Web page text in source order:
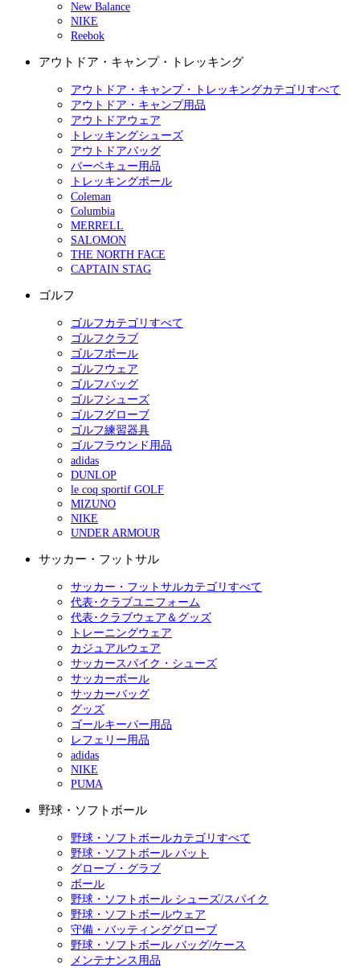
New Balance
NIKE
Reebok
アウトドア・キャンプ・トレッキング
アウトドア・キャンプ・トレッキングカテゴリすべて
アウトドア・キャンプ用品
アウトドアウェア
トレッキングシューズ
アウトドアバッグ
バーベキュー用品
トレッキングポール
Coleman
Columbia
MERRELL
SALOMON
THE NORTH FACE
CAPTAIN STAG
ゴルフ
ゴルフカテゴリすべて
ゴルフクラブ
ゴルフボール
ゴルフウェア
ゴルフバッグ
ゴルフシューズ
ゴルフグローブ
ゴルフ練習器具
ゴルフラウンド用品
adidas
DUNLOP
le coq sportif GOLF
MIZUNO
NIKE
UNDER ARMOUR
サッカー・フットサル
サッカー・フットサルカテゴリすべて
代表･クラブユニフォーム
代表･クラブウェア＆グッズ
トレーニングウェア
カジュアルウェア
サッカースパイク・シューズ
サッカーボール
サッカーバッグ
グッズ
ゴールキーパー用品
レフェリー用品
adidas
NIKE
PUMA
野球・ソフトボール
野球・ソフトボールカテゴリすべて
野球・ソフトボール バット
グローブ・グラブ
ボール
野球・ソフトボール シューズ/スパイク
野球・ソフトボールウェア
守備・バッティンググローブ
野球・ソフトボール バッグ/ケース
メンテナンス用品